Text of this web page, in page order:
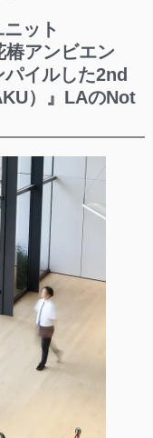
ット
アンビエン
パイルした2nd
）』LAのNot